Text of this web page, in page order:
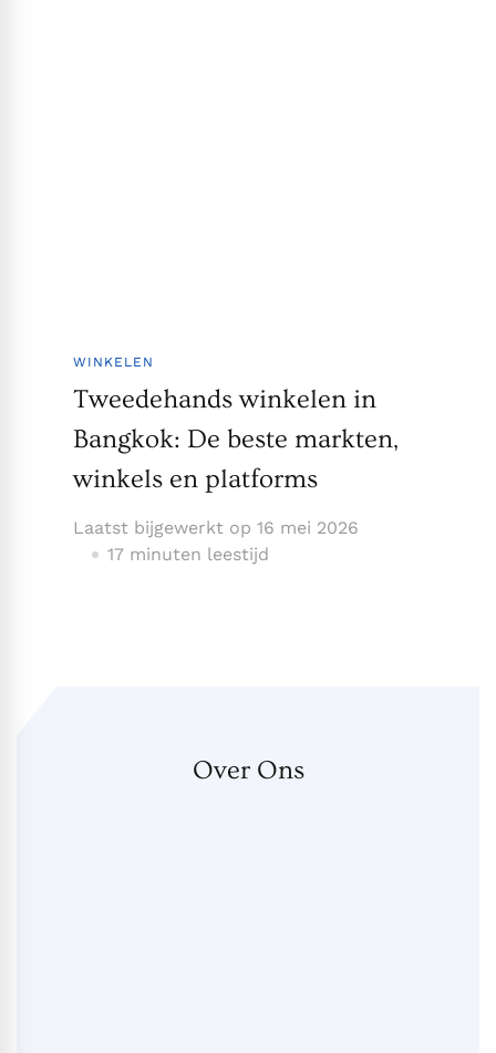
WINKELEN
Tweedehands winkelen in
Bangkok: De beste markten,
winkels en platforms
Laatst bijgewerkt op 16 mei 2026
17 minuten leestijd
Over Ons